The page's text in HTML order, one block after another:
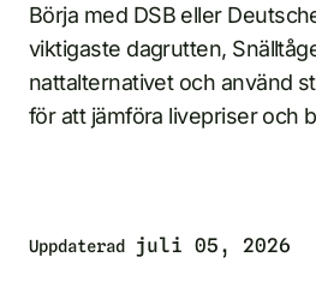
Börja med DSB eller
viktigaste dagrutten,
nattalternativet och använd
för att jämföra livepriser och
Uppdaterad juli 05, 2026